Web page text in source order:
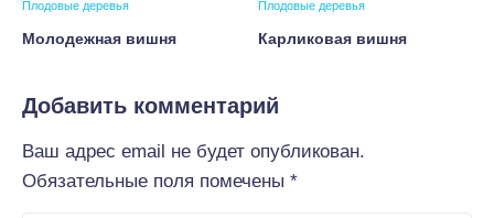
Плодовые деревья
Молодежная вишня
Плодовые деревья
Карликовая вишня
Добавить комментарий
Ваш адрес email не будет опубликован.
Обязательные поля помечены *